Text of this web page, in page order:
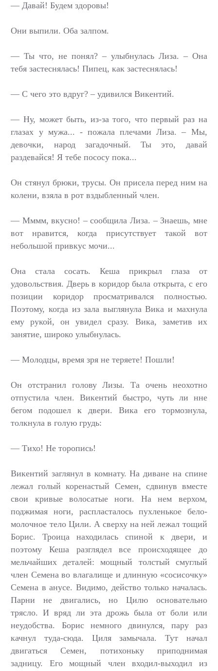
— Давай! Будем здоровы!
Они выпили. Оба залпом.
— Ты что, не понял? – улыбнулась Лиза. – Она
тебя застеснялась! Пипец, как застеснялась!
— С чего это вдруг? – удивился Викентий.
— Ну, может быть, из-за того, что первый раз на
глазах у мужа... - пожала плечами Лиза. – Мы,
девочки, народ загадочный. Ты это, давай
раздевайся! Я тебе пососу пока...
Он стянул брюки, трусы. Он присела перед ним на
колени, взяла в рот вздыбленный член.
— Мммм, вкусно! – сообщила Лиза. – Знаешь, мне
вот нравится, когда присутствует такой вот
небольшой привкус мочи...
Она стала сосать. Кеша прикрыл глаза от
удовольствия. Дверь в коридор была открыта, с его
позиции коридор просматривался полностью.
Поэтому, когда из зала выглянула Вика и махнула
ему рукой, он увидел сразу. Вика, заметив их
занятие, широко улыбнулась.
— Молодцы, время зря не теряете! Пошли!
Он отстранил голову Лизы. Та очень неохотно
отпустила член. Викентий быстро, чуть ли нне
бегом подошел к двери. Вика его тормознула,
толкнула в голую грудь:
— Тихо! Не торопись!
Викентий заглянул в комнату. На диване на спине
лежал голый коренастый Семен, сдвинув вместе
свои кривые волосатые ноги. На нем верхом,
поджимая ноги, распласталось пухленькое бело-
молочное тело Цили. А сверху на ней лежал тощий
Борис. Троица находилась спиной к двери, и
поэтому Кеша разглядел все происходящее до
мельчайших деталей: мощный толстый смуглый
член Семена во влагалище и длинную «сосисочку»
Семена в анусе. Видимо, действо только началась.
Парни не двигались, но Цилю основательно
трясло. И вряд ли эта дрожь была от боли или
неудобства. Борис немного двинулся, пару раз
качнул туда-сюда. Циля замычала. Тут начал
двигаться Семен, потихоньку приподнимая
задницу. Его мощный член входил-выходил из